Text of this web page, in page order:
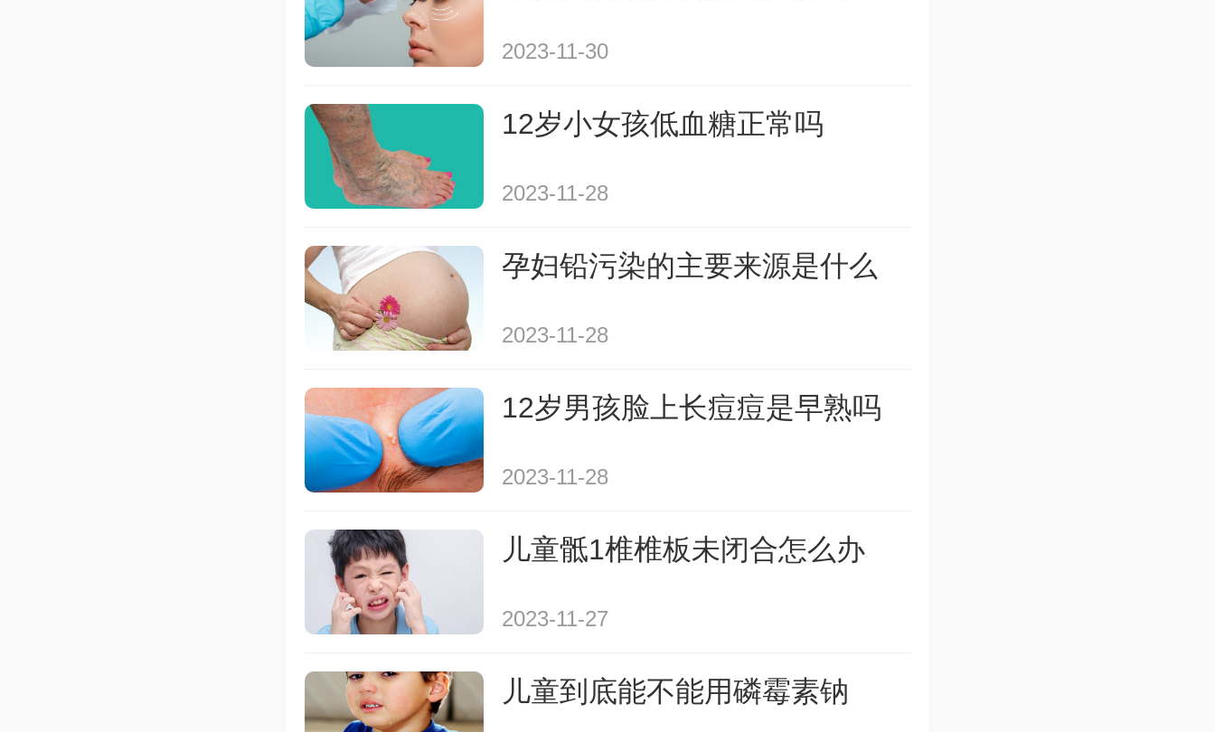
勿嚼碎。一次0.1g(1片)，一日一次，或遵医嘱；更多
详细内容请查看下方双氯芬酸钠缓释片详细说明书。
2023-11-30
12岁小女孩低血糖正常吗
2023-11-28
孕妇铅污染的主要来源是什么
2023-11-28
12岁男孩脸上长痘痘是早熟吗
2023-11-28
儿童骶1椎椎板未闭合怎么办
2023-11-27
儿童到底能不能用磷霉素钠